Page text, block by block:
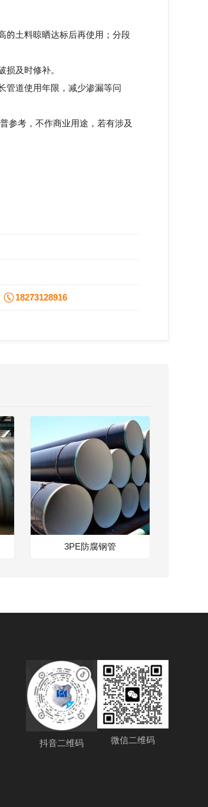
土料晾晒达标后再使用；分段
及时修补。
管道使用年限，减少渗漏等问
参考，不作商业用途，若有涉及
18273128916
3PE防腐钢管
抖音二维码 微信二维码